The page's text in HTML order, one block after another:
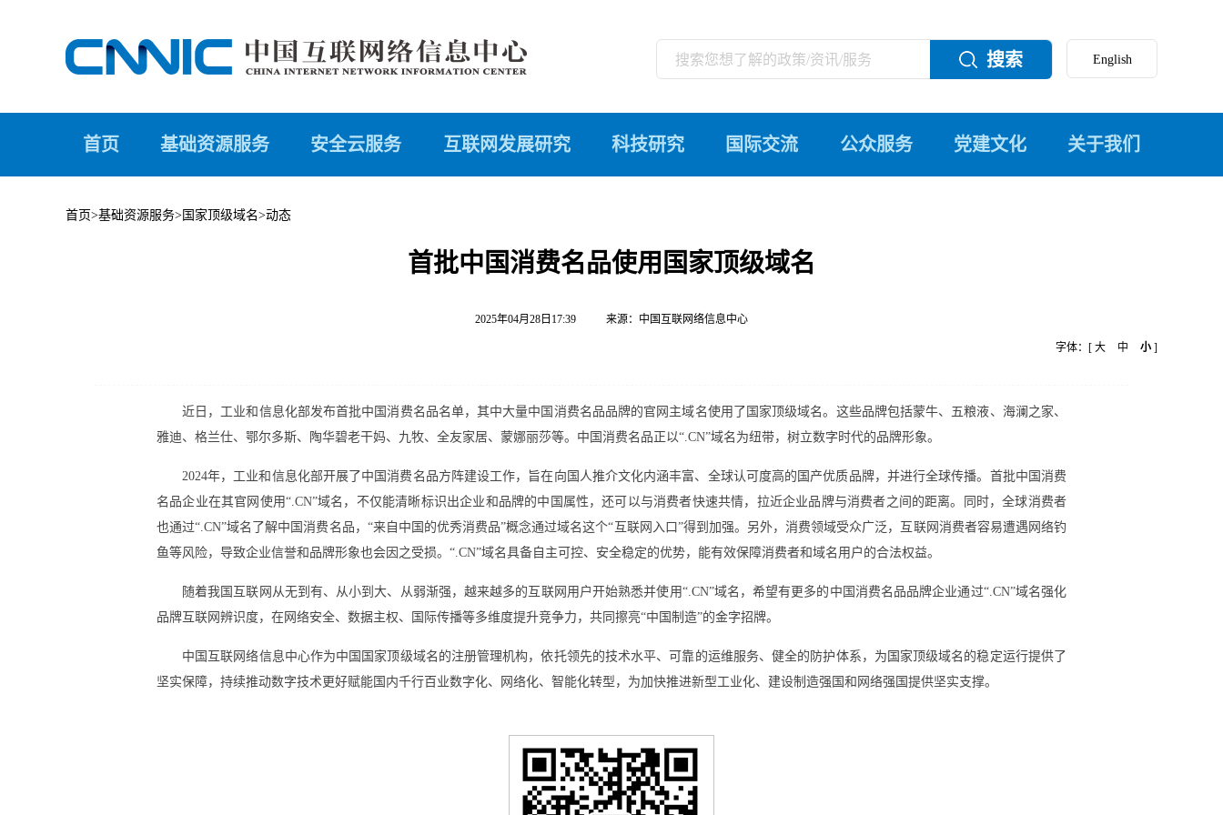
搜索
首页 基础资源服务 安全云服务 互联网发展研究 科技研究 国际交流 公众服务 党建文化 关于我们
首页>基础资源服务> 国家顶级域名>动态
首批中国消费名品使用国家顶级域名
2025年04月28日17:39 来源： 中国互联网络信息中心
字体：[ 大 中 小 ]
近日，工业和信息化部发布首批中国消费名品名单，其中大量中国消费名品品牌的官网主域名使用了国家顶级域名。这些品牌包括蒙牛、五粮液、海澜之家、
雅迪、格兰仕、鄂尔多斯、陶华碧老干妈、九牧、全友家居、蒙娜丽莎等。中国消费名品正以“.CN”域名为纽带，树立数字时代的品牌形象。
2024年，工业和信息化部开展了中国消费名品方阵建设工作，旨在向国人推介文化内涵丰富、全球认可度高的国产优质品牌，并进行全球传播。首批中国消费
名品企业在其官网使用“.CN”域名，不仅能清晰标识出企业和品牌的中国属性，还可以与消费者快速共情，拉近企业品牌与消费者之间的距离。同时，全球消费者
也通过“.CN”域名了解中国消费名品，“来自中国的优秀消费品”概念通过域名这个“互联网入口”得到加强。另外，消费领域受众广泛，互联网消费者容易遭遇网络钓
鱼等风险，导致企业信誉和品牌形象也会因之受损。“.CN”域名具备自主可控、安全稳定的优势，能有效保障消费者和域名用户的合法权益。
随着我国互联网从无到有、从小到大、从弱渐强，越来越多的互联网用户开始熟悉并使用“.CN”域名，希望有更多的中国消费名品品牌企业通过“.CN”域名强化
品牌互联网辨识度，在网络安全、数据主权、国际传播等多维度提升竞争力，共同擦亮“中国制造”的金字招牌。
中国互联网络信息中心作为中国国家顶级域名的注册管理机构，依托领先的技术水平、可靠的运维服务、健全的防护体系，为国家顶级域名的稳定运行提供了
坚实保障，持续推动数字技术更好赋能国内千行百业数字化、网络化、智能化转型，为加快推进新型工业化、建设制造强国和网络强国提供坚实支撑。